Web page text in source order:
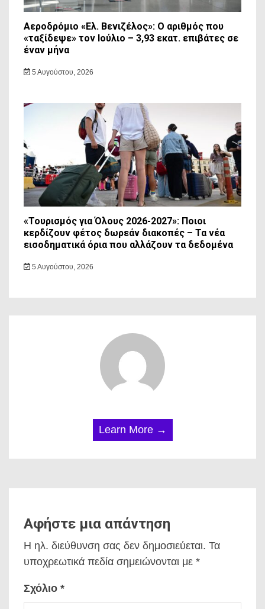
Αεροδρόμιο «Ελ. Βενιζέλος»: Ο αριθμός που
«ταξίδεψε» τον Ιούλιο – 3,93 εκατ. επιβάτες σε
έναν μήνα
5 Αυγούστου, 2026
«Τουρισμός για Όλους 2026-2027»: Ποιοι
κερδίζουν φέτος δωρεάν διακοπές – Τα νέα
εισοδηματικά όρια που αλλάζουν τα δεδομένα
5 Αυγούστου, 2026
Learn More →
Αφήστε μια απάντηση
Η ηλ. διεύθυνση σας δεν δημοσιεύεται. Τα
υποχρεωτικά πεδία σημειώνονται με *
Σχόλιο *